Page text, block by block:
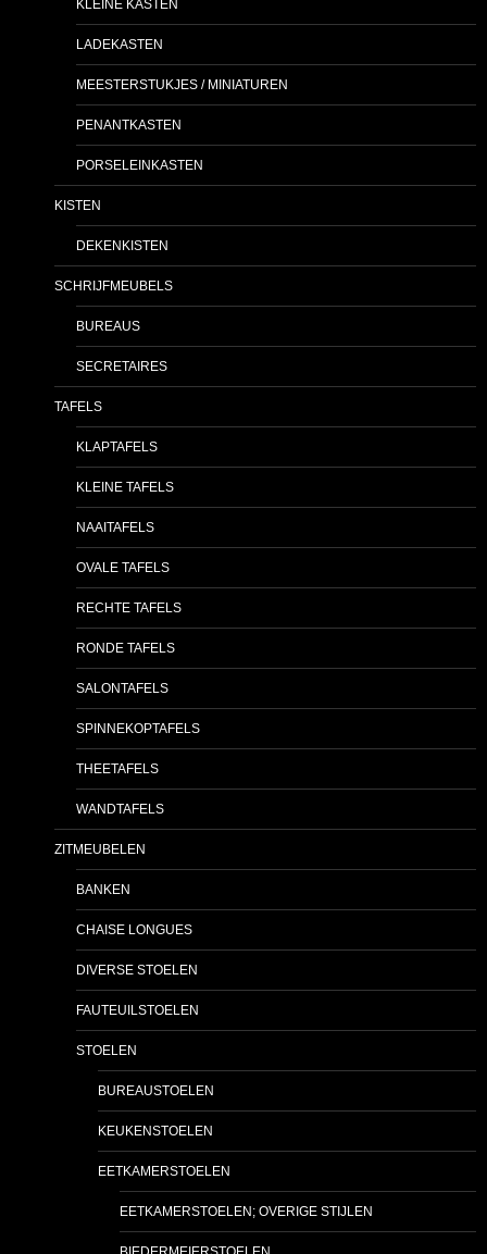
KLEINE KASTEN
LADEKASTEN
MEESTERSTUKJES / MINIATUREN
PENANTKASTEN
PORSELEINKASTEN
KISTEN
DEKENKISTEN
SCHRIJFMEUBELS
BUREAUS
SECRETAIRES
TAFELS
KLAPTAFELS
KLEINE TAFELS
NAAITAFELS
OVALE TAFELS
RECHTE TAFELS
RONDE TAFELS
SALONTAFELS
SPINNEKOPTAFELS
THEETAFELS
WANDTAFELS
ZITMEUBELEN
BANKEN
CHAISE LONGUES
DIVERSE STOELEN
FAUTEUILSTOELEN
STOELEN
BUREAUSTOELEN
KEUKENSTOELEN
EETKAMERSTOELEN
EETKAMERSTOELEN; OVERIGE STIJLEN